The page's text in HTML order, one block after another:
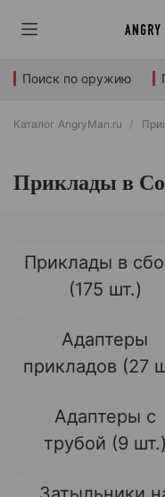
Поиск по оружию
Каталог AngryMan.ru
Приклады в
Приклады в
(175 шт.)
Адаптеры
прикладов (27
Адаптеры с
трубой (9 шт.)